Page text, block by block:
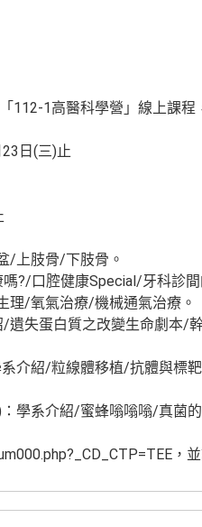
112-1高醫科學營」線上課
日(三)止
/上肢骨/下肢骨。
?/口腔健康Special/牙科診
理/氧氣治療/機械通氣治療。
遺失蛋白質之改變生命劇本/
介紹/粒線體移植/抗體與標
學系介紹/蜜蜂嗡嗡嗡/真菌
，